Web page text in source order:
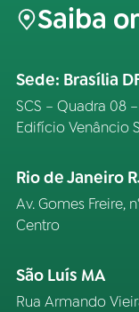
Saiba
Sede: Brasília
SCS – Quadra 08
Edifício Venâncio
Rio de Janeiro
Av. Gomes Freire,
Centro
São Luís MA
Rua Armando